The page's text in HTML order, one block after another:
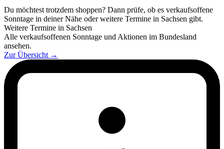
Du möchtest trotzdem shoppen? Dann prüfe, ob es verkaufsoffene
Sonntage in deiner Nähe oder weitere Termine in Sachsen gibt.
Weitere Termine in Sachsen
Alle verkaufsoffenen Sonntage und Aktionen im Bundesland
ansehen.
Zur Übersicht →